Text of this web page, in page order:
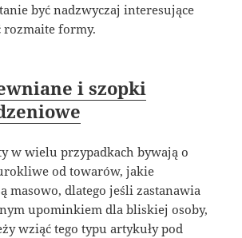
być nadzwyczaj interesujące
rozmaite formy.
i szopki
w wielu przypadkach bywają o
od towarów, jakie
masowo, dlatego jeśli zastanawia
upominkiem dla bliskiej osoby,
wziąć tego typu artykuły pod